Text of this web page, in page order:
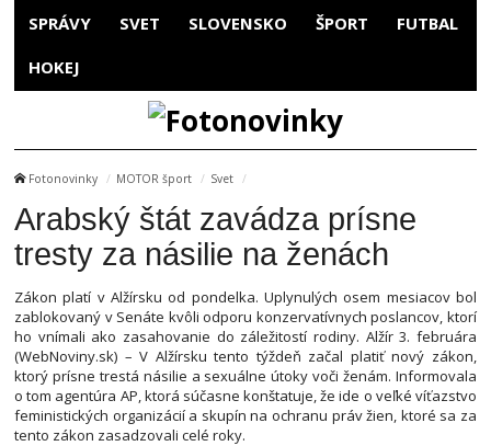
SPRÁVY SVET SLOVENSKO ŠPORT FUTBAL
HOKEJ
Fotonovinky MOTOR šport Svet
Arabský štát zavádza prísne
tresty za násilie na ženách
Zákon platí v Alžírsku od pondelka. Uplynulých osem mesiacov bol
zablokovaný v Senáte kvôli odporu konzervatívnych poslancov, ktorí
ho vnímali ako zasahovanie do záležitostí rodiny. Alžír 3. februára
(WebNoviny.sk) – V Alžírsku tento týždeň začal platiť nový zákon,
ktorý prísne trestá násilie a sexuálne útoky voči ženám. Informovala
o tom agentúra AP, ktorá súčasne konštatuje, že ide o veľké víťazstvo
feministických organizácií a skupín na ochranu práv žien, ktoré sa za
tento zákon zasadzovali celé roky.